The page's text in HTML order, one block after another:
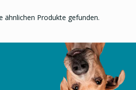
ähnlichen Produkte gefunden.